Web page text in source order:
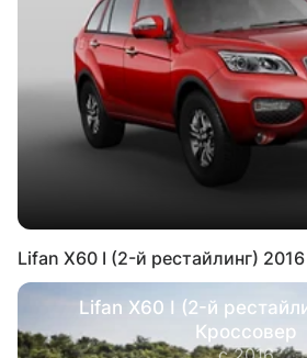
Lifan X60 I (2-й рестайлинг)
Lifan X60 I (2-й
Кроссовер